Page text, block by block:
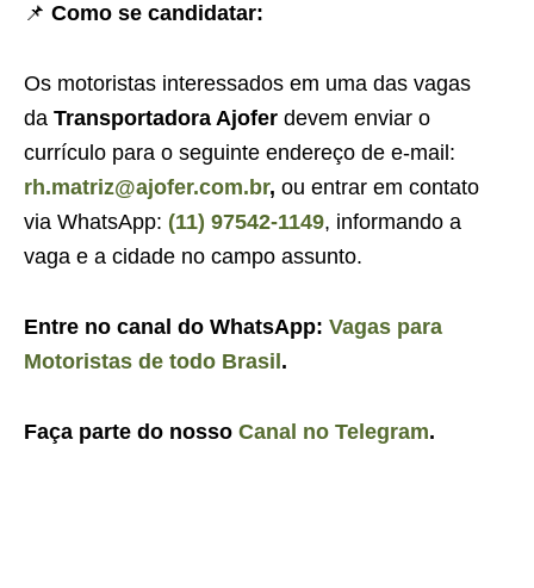
📌 Como se candidatar:
Os motoristas interessados em uma das vagas
da Transportadora Ajofer devem enviar o
currículo para o seguinte endereço de e-mail:
rh.matriz@ajofer.com.br, ou entrar em contato
via WhatsApp: (11) 97542-1149, informando a
vaga e a cidade no campo assunto.
Entre no canal do WhatsApp: Vagas para
Motoristas de todo Brasil.
Faça parte do nosso Canal no Telegram.